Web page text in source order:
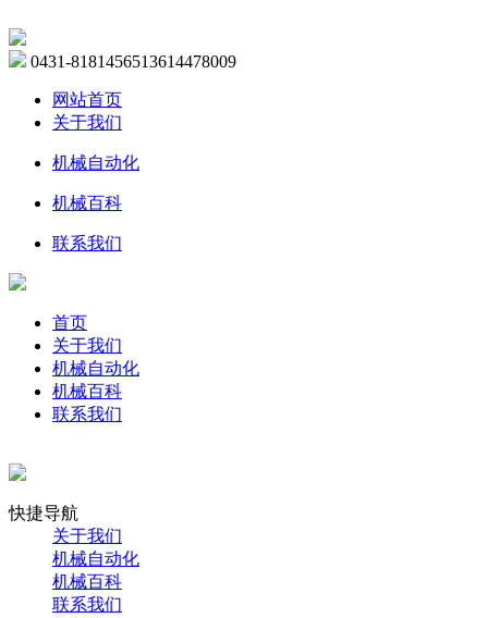
0431-8181456513614478009
网站首页
关于我们
机械自动化
机械百科
联系我们
首页
关于我们
机械自动化
机械百科
联系我们
快捷导航
关于我们
机械自动化
机械百科
联系我们